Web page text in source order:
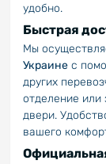
удобно.
Быстрая
Мы
Украине с
других
отделение или
двери.
вашего